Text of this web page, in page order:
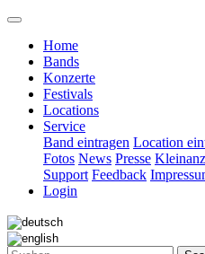
Home
Bands
Konzerte
Festivals
Locations
Service
Band eintragen Location
Fotos News Presse
Support Feedback
Login